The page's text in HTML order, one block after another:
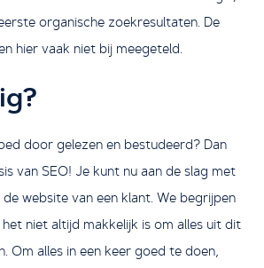
organische zoekresultaten. De
hier vaak niet bij meegeteld.
door gelezen en bestudeerd? Dan
van SEO! Je kunt nu aan de slag met
website van een klant. We begrijpen
niet altijd makkelijk is om alles uit dit
Om alles in een keer goed te doen,